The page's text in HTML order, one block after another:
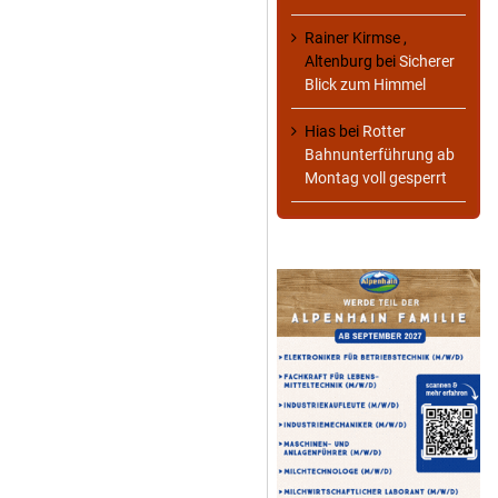
Rainer Kirmse ,
Altenburg beiSicherer
Blick zum Himmel
Hias bei Rotter
Bahnunterführung ab
Montag voll gesperrt